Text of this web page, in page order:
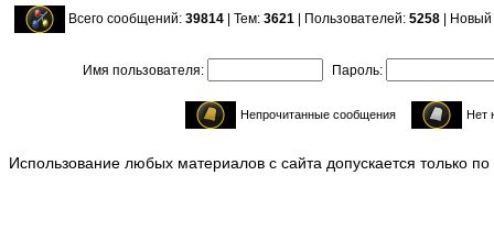
Всего сообщений: 39814 | Тем: 3621 | Пользователей: 5258 |
Имя пользователя: Пароль:
Непрочитанные сообщения Нет
Использование любых материалов с сайта допускается только